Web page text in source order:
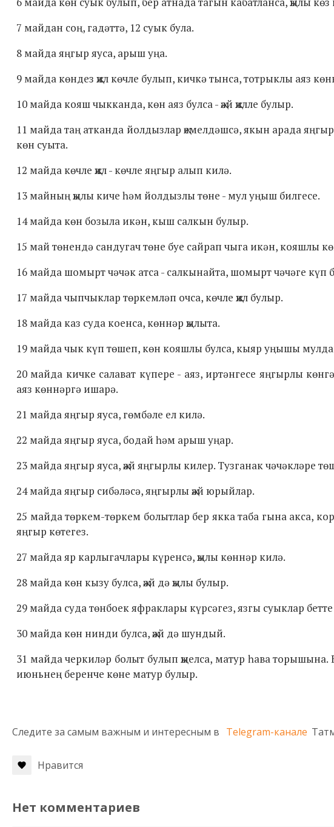
7 майдан соң, гадәттә, 12 суык була.
8 майда яңгыр яуса, арыш уңа.
9 майда көндез җил көчле булып, кичкә тынса, тотрыклы аяз
10 майда кояш чыкканда, көн аяз булса - җәй җилле булыр.
11 майда таң атканда йолдызлар җемелдәшсә, якын арада
көн суыта.
12 майда көчле җил - көчле яңгыр алып килә.
13 майның җылы киче һәм йолдызлы төне - мул уңыш билгесе.
14 майда көн бозыла икән, кыш салкын булыр.
15 май төнендә сандугач төне буе сайрап чыга икән, кояшлы
16 майда шомырт чәчәк атса - салкынайта, шомырт чәчәге күп
17 майда чыпчыклар төркемләп очса, көчле җил булыр.
18 майда каз суда коенса, көннәр җылыта.
19 майда чык күп төшеп, көн кояшлы булса, кыяр уңышы
20 майда кичке салават күпере - аяз, иртәнгесе яңгырлы
аяз көннәргә ишарә.
21 майда яңгыр яуса, гөмбәле ел килә.
22 майда яңгыр яуса, бодай һәм арыш уңар.
23 майда яңгыр яуса, җәй яңгырлы килер. Тузганак чәчәкләре
24 майда яңгыр сибәләсә, яңгырлы җәй юрыйлар.
25 майда төркем-төркем болытлар бер якка таба гына акса,
яңгыр көтегез.
27 майда яр карлыгачлары күренсә, җылы көннәр килә.
28 майда көн кызу булса, җәй дә җылы булыр.
29 майда суда төнбоек яфраклары күрсәгез, язгы суыклар
30 майда көн нинди булса, җәй дә шундый.
31 майда черкиләр болыт булып җыелса, матур һава
июньнең беренче көне матур булыр.
Следите за самым важным и интересным в Telegram-канале
Нравится
Нет комментариев